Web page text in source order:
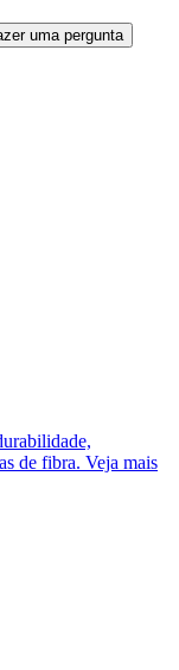
uma pergunta
de fibra. Veja mais